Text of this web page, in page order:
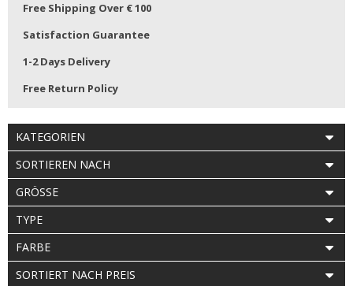
Free Shipping Over € 100
Satisfaction Guarantee
1-2 Days Delivery
Free Return Policy
KATEGORIEN
SORTIEREN NACH
GRÖSSE
TYPE
FARBE
SORTIERT NACH PREIS